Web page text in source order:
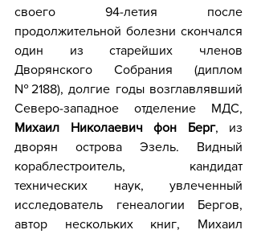
своего 94-летия после
продолжительной болезни скончался
один из старейших членов
Дворянского Собрания (диплом
№2188), долгие годы возглавлявший
Михаил Николаевич фон Берг, из
дворян острова Эзель. Видный
кораблестроитель, кандидат
технических наук, увлеченный
исследователь генеалогии Бергов,
автор нескольких книг, Михаил